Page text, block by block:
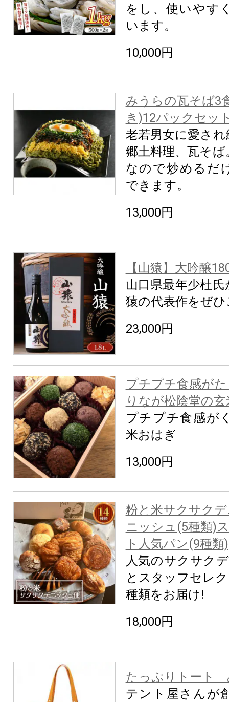
をし、使いやす
います。
10,000円
みうらの瓦そば3
き)12パックセッ
老若男女に愛さ
郷土料理、瓦そ
なので炒めるだ
できます。
13,000円
【山猿】大吟醸
山口県最年少杜
猿の代表作をぜ
23,000円
プチプチ食感が
りなが松陰堂の
プチプチ食感
米おはぎ
13,000円
粉と米サクサク
ニッシュ(5種類)
ト人気パン(9種類)
人気のサクサク
とスタッフセレ
種類をお届け!
18,000円
たっぷりトート
テント屋さんが